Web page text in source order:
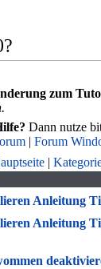
zum
Dann nutze
| Forum
|
Anleitung
Anleitung